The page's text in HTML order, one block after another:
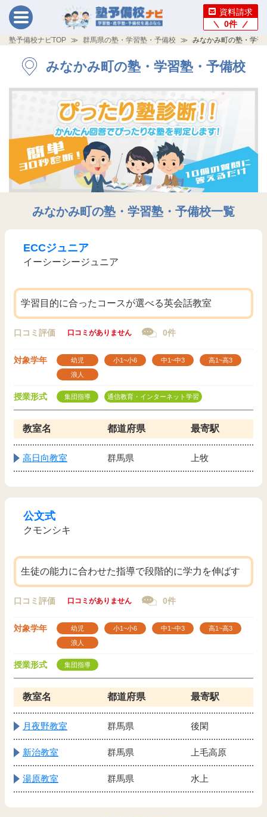
資料請求
0件
塾予備校ナビTOP 群馬県の塾・学習塾・予備校 みなかみ町の塾・学習
みなかみ町の塾・学習塾・予備校
みなかみ町の塾・学習塾・予備校一覧
ECCジュニア
イーシーシージュニア
学習目的に合ったコースが選べる英会話教室
口コミ評価 口コミがありません 0件
対象学年 幼児 小1~小6 中1~中3
高1~高3
浪人
授業形式 集団指導 通信教育・インターネット学習
教室名 都道府県 最寄駅
高日向教室 群馬県 上牧
公文式
クモンシキ
生徒の能力に合わせた指導で段階的に学力を伸ばす
口コミ評価 口コミがありません 0件
対象学年 幼児 小1~小6 中1~中3
高1~高3
浪人
授業形式 集団指導
教室名 都道府県 最寄駅
月夜野教室 群馬県 後閑
新治教室 群馬県 上毛高原
湯原教室 群馬県 水上